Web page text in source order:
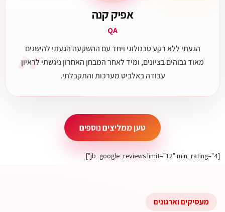
״
אפיק קנה
QA
הגעתי ללא רקע טכנולוגי ויחד עם ההשקעה הגעתי להישגים
מאוד גבוהים בציונים, ומיד לאחר המבחן האחרון ניגשתי לראיון
עבודה באלביט מערכות והתקבלתי.
טען ממליצים נוספים
[jb_google_reviews limit="12" min_rating="4"]
מעסיקים וארגונים